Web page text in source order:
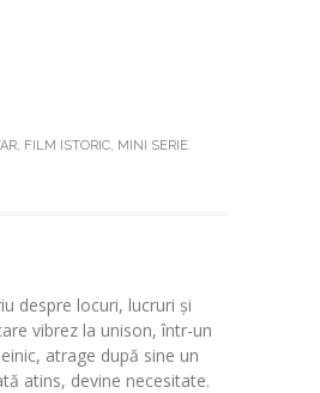
, FILM ISTORIC, MINI SERIE.
despre locuri, lucruri și
vibrez la unison, într-un
atrage după sine un
atins, devine necesitate.